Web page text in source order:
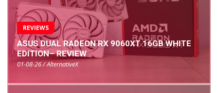
REVIEWS
ASUS DUAL RADEON RX 9060XT 16GB WHITE
EDITION– REVIEW
01-08-26 / AlternativeX